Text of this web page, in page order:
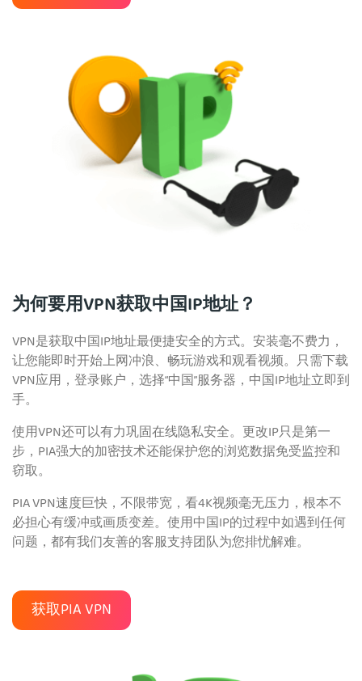
为何要用VPN获取中国IP地址？
VPN是获取中国IP地址最便捷安全的方式。安装毫不费力，
让您能即时开始上网冲浪、畅玩游戏和观看视频。只需下载
VPN应用，登录账户，选择“中国”服务器，中国IP地址立即到
手。
使用VPN还可以有力巩固在线隐私安全。更改IP只是第一
步，PIA强大的加密技术还能保护您的浏览数据免受监控和
窃取。
PIA VPN速度巨快，不限带宽，看4K视频毫无压力，根本不
必担心有缓冲或画质变差。使用中国IP的过程中如遇到任何
问题，都有我们友善的客服支持团队为您排忧解难。
获取PIA VPN